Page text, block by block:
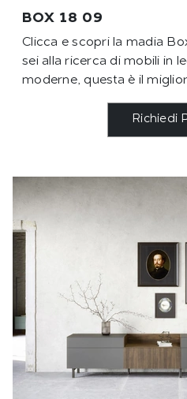
BOX 18 09
Clicca e scopri la madia
sei alla ricerca di mobili in
moderne, questa è il
Richiedi